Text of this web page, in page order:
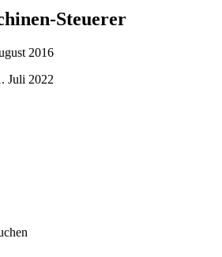
Steuerer
2016
Juli 2022